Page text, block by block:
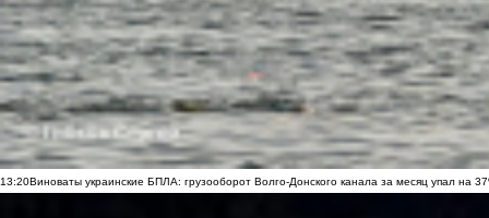
13:20Виноваты украинские БПЛА: грузооборот Волго-Донского канала за месяц упал на